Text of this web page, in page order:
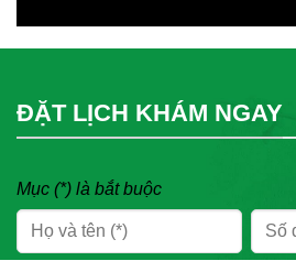
ĐẶT LỊCH KHÁM NGAY
Mục (*) là bắt buộc